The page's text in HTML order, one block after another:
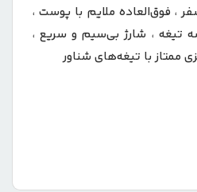
، فوق‌العاده ملایم با پوست ،
، شارژ بی‌سیم و سریع ،
ممتاز با تیغه‌های شناور